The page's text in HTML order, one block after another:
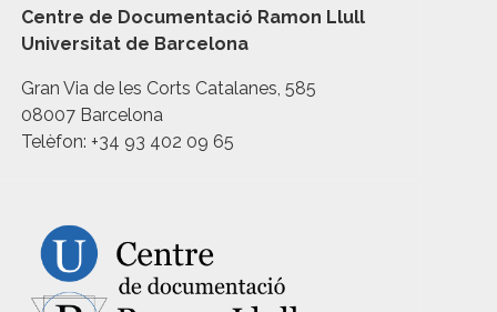
Centre de Documentació Ramon Llull
Universitat de Barcelona
Gran Via de les Corts Catalanes, 585
08007 Barcelona
Telèfon: +34 93 402 09 65